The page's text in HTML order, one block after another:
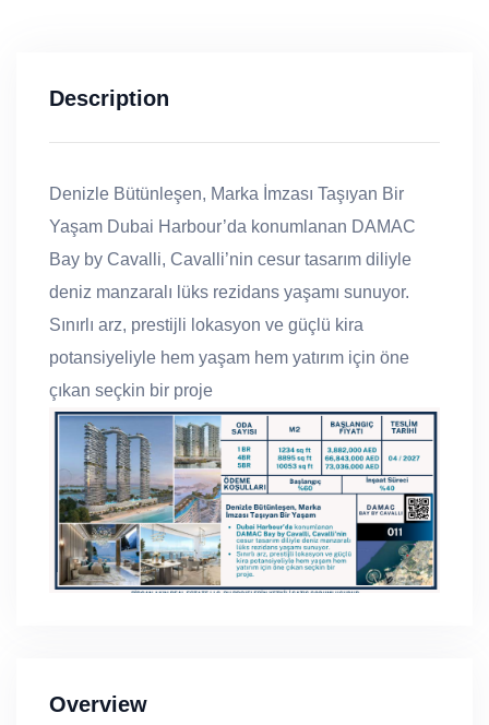
Description
Denizle Bütünleşen, Marka İmzası Taşıyan Bir
Yaşam Dubai Harbour’da konumlanan DAMAC
Bay by Cavalli, Cavalli’nin cesur tasarım diliyle
deniz manzaralı lüks rezidans yaşamı sunuyor.
Sınırlı arz, prestijli lokasyon ve güçlü kira
potansiyeliyle hem yaşam hem yatırım için öne
çıkan seçkin bir proje
Overview